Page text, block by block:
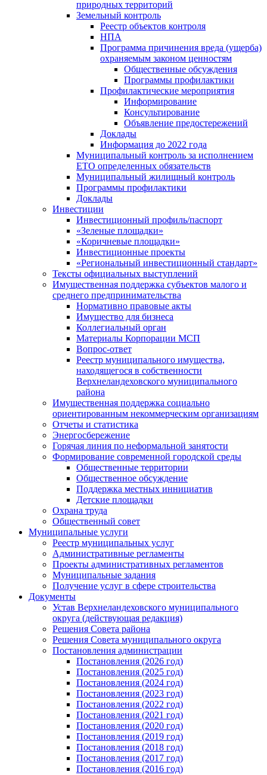
природных территорий
Земельный контроль
Реестр объектов контроля
НПА
Программа причинения вреда (ущерба)
охраняемым законом ценностям
Общественные обсуждения
Программы профилактики
Профилактические мероприятия
Информирование
Консультирование
Объявление предостережений
Доклады
Информация до 2022 года
Муниципальный контроль за исполнением
ЕТО определенных обязательств
Муниципальный жилищный контроль
Программы профилактики
Доклады
Инвестиции
Инвестиционный профиль/паспорт
«Зеленые площадки»
«Коричневые площадки»
Инвестиционные проекты
«Региональный инвестиционный стандарт»
Тексты официальных выступлений
Имущественная поддержка субъектов малого и
среднего предпринимательства
Нормативно правовые акты
Имущество для бизнеса
Коллегиальный орган
Материалы Корпорации МСП
Вопрос-ответ
Реестр муниципального имущества,
находящегося в собственности
Верхнеландеховского муниципального
района
Имущественная поддержка социально
ориентированным некоммерческим организациям
Отчеты и статистика
Энергосбережение
Горячая линия по неформальной занятости
Формирование современной городской среды
Общественные территории
Общественное обсуждение
Поддержка местных иннициатив
Детские площадки
Охрана труда
Общественный совет
Муниципальные услуги
Реестр муниципальных услуг
Административные регламенты
Проекты административных регламентов
Муниципальные задания
Получение услуг в сфере строительства
Документы
Устав Верхнеландеховского муниципального
округа (действующая редакция)
Решения Совета района
Решения Совета муниципального округа
Постановления администрации
Постановления (2026 год)
Постановления (2025 год)
Постановления (2024 год)
Постановления (2023 год)
Постановления (2022 год)
Постановления (2021 год)
Постановления (2020 год)
Постановления (2019 год)
Постановления (2018 год)
Постановления (2017 год)
Постановления (2016 год)